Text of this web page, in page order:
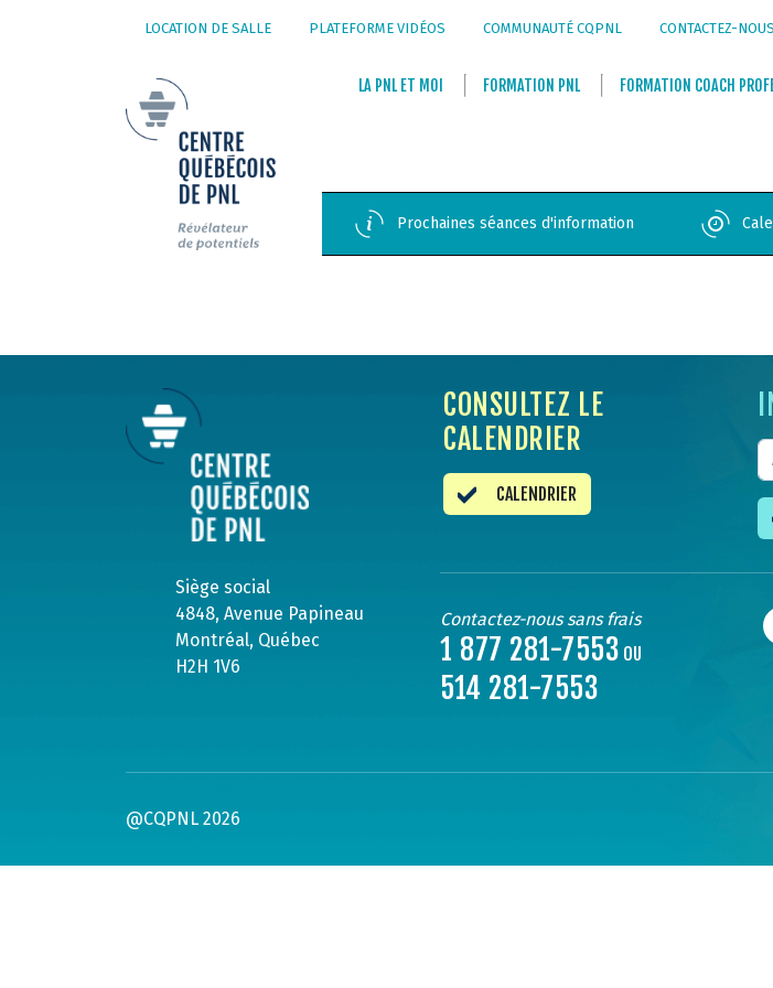
LOCATION DE SALLE PLATEFORME VIDÉOS COMMUNAUTÉ CQPNL CONTACTEZ-NOUS
LA PNL ET MOI FORMATION PNL FORMATION COACH
Prochaines séances d'information
Siège social
4848, Avenue Papineau
Montréal, Québec
H2H 1V6
CONSULTEZ LE
CALENDRIER
CALENDRIER
Contactez-nous sans frais
1 877 281-7553 OU
514 281-7553
@CQPNL 2026